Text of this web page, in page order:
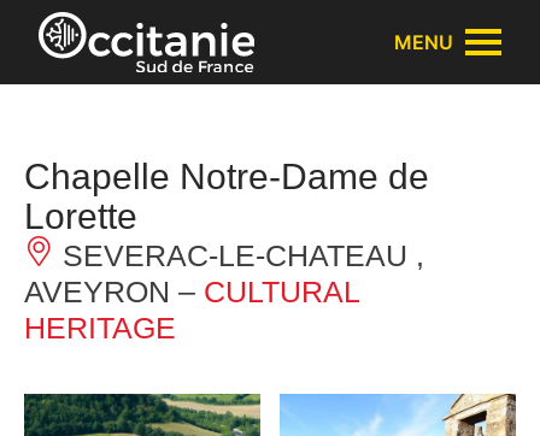
Cookies management panel
MENU
Chapelle Notre-Dame de
Lorette
SEVERAC-LE-CHATEAU ,
AVEYRON – CULTURAL
HERITAGE